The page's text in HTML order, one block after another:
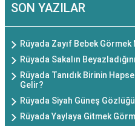
SON YAZILAR
Rüyada Zayıf Bebek Görmek
Rüyada Sakalın
Rüyada Tanıdık Birinin
Gelir?
Rüyada Siyah Güneş
Rüyada Yaylaya Gitmek